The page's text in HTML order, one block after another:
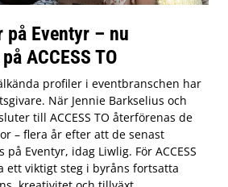
på Eventyr – nu
ACCESS TO
profiler i eventbranschen har
När Jennie Barkselius och
till ACCESS TO återförenas de
– flera år efter att de senast
Eventyr, idag Liwlig. För ACCESS
ett viktigt steg i byråns fortsatta